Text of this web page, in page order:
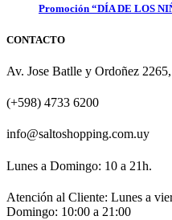
Promoción “DÍA DE LOS
CONTACTO
Av. Jose Batlle y Ordoñez
(+598) 4733 6200
info@saltoshopping.com.uy
Lunes a Domingo: 10 a 21h.
Atención al Cliente: Lunes a
Domingo: 10:00 a 21:00